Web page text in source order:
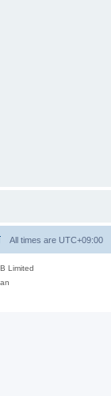
All times are UTC+09:00
Limited